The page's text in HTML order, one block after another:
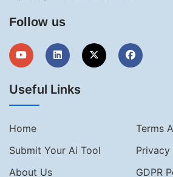
Follow us
Useful Links
Home
Terms
Submit Your Ai Tool
About Us
GDPR